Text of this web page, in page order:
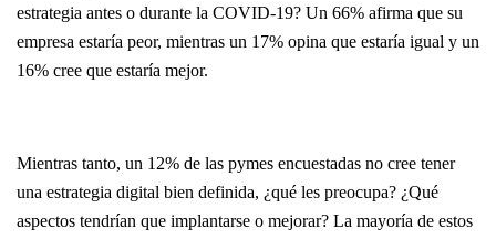
estrategia antes o durante la COVID-19? Un 66% afirma que su
empresa estaría peor, mientras un 17% opina que estaría igual y un
16% cree que estaría mejor.
Mientras tanto, un 12% de las pymes encuestadas no cree tener
una estrategia digital bien definida, ¿qué les preocupa? ¿Qué
aspectos tendrían que implantarse o mejorar? La mayoría de estos